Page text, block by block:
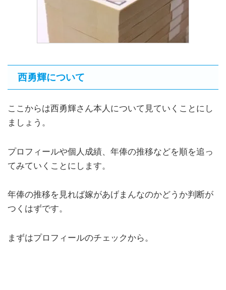
西勇輝について
ここからは西勇輝さん本人について見ていくことにし
ましょう。
プロフィールや個人成績、年俸の推移などを順を追っ
てみていくことにします。
年俸の推移を見れば嫁があげまんなのかどうか判断が
つくはずです。
まずはプロフィールのチェックから。